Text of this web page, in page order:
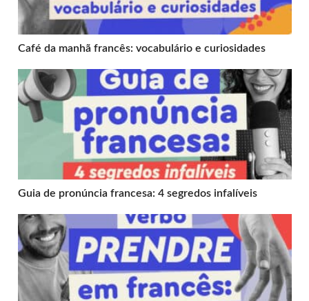
Café da manhã francês: vocabulário e curiosidades
Guia de pronúncia francesa: 4 segredos infalíveis
Guia de pronúncia francesa: 4 segredos infalíveis
Verbo “Prendre” em Francês: frases e pronúncia